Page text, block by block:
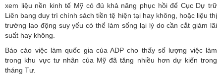
xem liệu nền kinh tế Mỹ có đủ khả năng phục hồi để Cục Dự trữ
Liên bang duy trì chính sách tiền tệ hiện tại hay không, hoặc liệu thị
trường lao động suy yếu có thể làm sống lại lý do cần cắt giảm lãi
suất hay không.
Báo cáo việc làm quốc gia của ADP cho thấy số lượng việc làm
trong khu vực tư nhân của Mỹ đã tăng nhiều hơn dự kiến ​​trong
tháng Tư.